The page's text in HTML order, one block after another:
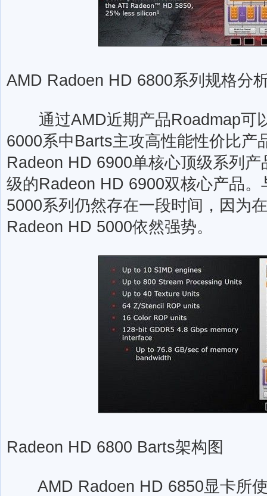
AMD Radoen HD 6800系列规格分
通过AMD近期产品Roadmap可
6000系中Barts主攻高性能性价比产
Radeon HD 6900单核心顶级系列
级的Radeon HD 6900双核心产品
5000系列仍然存在一段时间，因为
Radeon HD 5000依然强势。
Radeon HD 6800 Barts架构图
AMD Radoen HD 6850显卡所使